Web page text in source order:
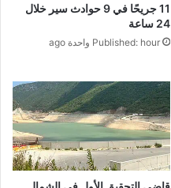
11 جريحًا في 9 حوادث سير خلال
24 ساعة
Published: hour واحدة ago